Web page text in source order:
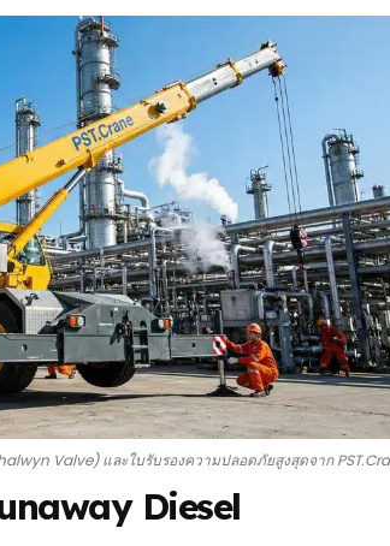
Valve) และใบรับรองความปลอดภัยสูงสุดจาก
Diesel